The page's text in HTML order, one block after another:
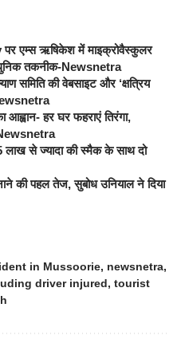
एम्स ऋषिकेश में माइक्रोवैस्कुलर
तकनीक-Newsnetra
समिति की वेबसाइट और ‘क्षत्रिय
आह्वान- हर घर फहराएं तिरंगा,
Newsnetra
लाख से ज्यादा की स्मैक के साथ दो
की पहल तेज, सुबोध उनियाल ने दिया
in Mussoorie, newsnetra,
driver injured, tourist